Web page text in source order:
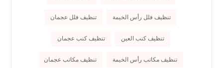
تنظيف فلل رأس الخيمة تنظيف فلل عجمان
تنظيف كنب العين تنظيف كنب عجمان
تنظيف مكاتب رأس الخيمة تنظيف مكاتب عجمان